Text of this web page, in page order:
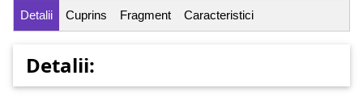
Detalii Cuprins Fragment Caracteristici
Detalii: